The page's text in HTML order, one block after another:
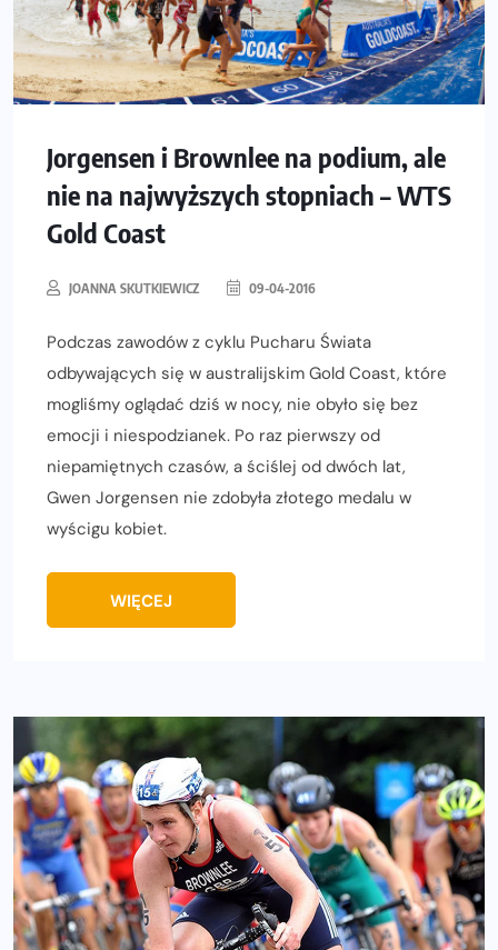
Jorgensen i Brownlee na podium, ale
nie na najwyższych stopniach – WTS
Gold Coast
JOANNA SKUTKIEWICZ 09-04-2016
Podczas zawodów z cyklu Pucharu Świata
odbywających się w australijskim Gold Coast, które
mogliśmy oglądać dziś w nocy, nie obyło się bez
emocji i niespodzianek. Po raz pierwszy od
niepamiętnych czasów, a ściślej od dwóch lat,
Gwen Jorgensen nie zdobyła złotego medalu w
wyścigu kobiet.
WIĘCEJ